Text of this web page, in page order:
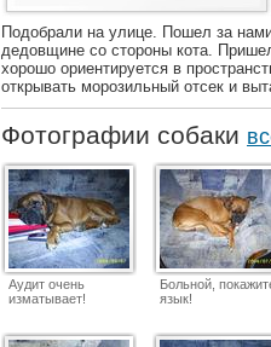
Подобрали на улице. Пошел за
дедовщине со стороны кота.
хорошо ориентируется в
открывать морозильный отсек и
Фотографии собаки
Аудит очень
изматывает!
Больной,
язык!